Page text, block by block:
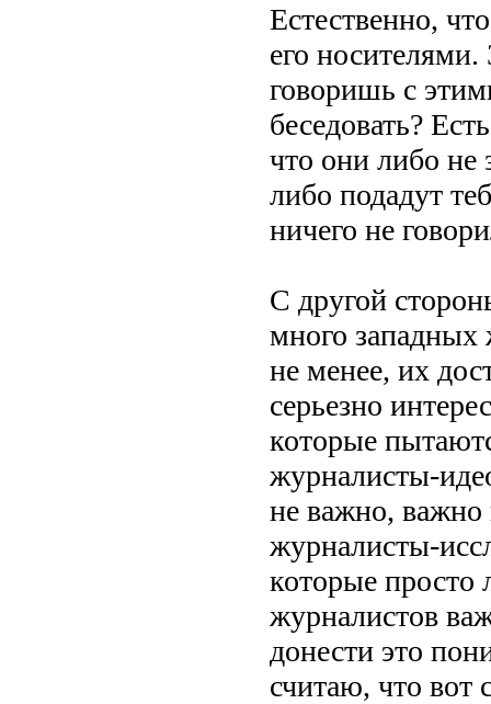
Естественно,
его носителями.
говоришь с
беседовать?
что они либо не
либо подадут
ничего не
С другой
много западных
не менее, их
серьезно
которые
журналисты-
не важно,
журналисты-
которые просто
журналистов
донести это
считаю, что вот